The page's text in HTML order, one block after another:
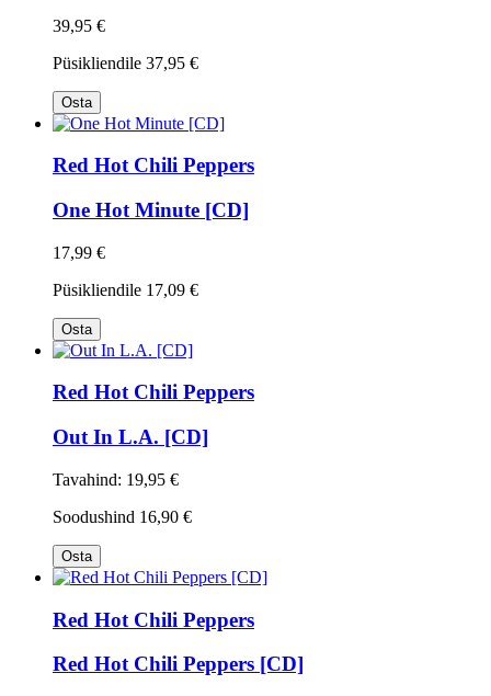
39,95 €
Püsikliendile 37,95 €
Osta
Red Hot Chili Peppers
One Hot Minute [CD]
17,99 €
Püsikliendile 17,09 €
Osta
Red Hot Chili Peppers
Out In L.A. [CD]
Tavahind: 19,95 €
Soodushind 16,90 €
Osta
Red Hot Chili Peppers
Red Hot Chili Peppers [CD]